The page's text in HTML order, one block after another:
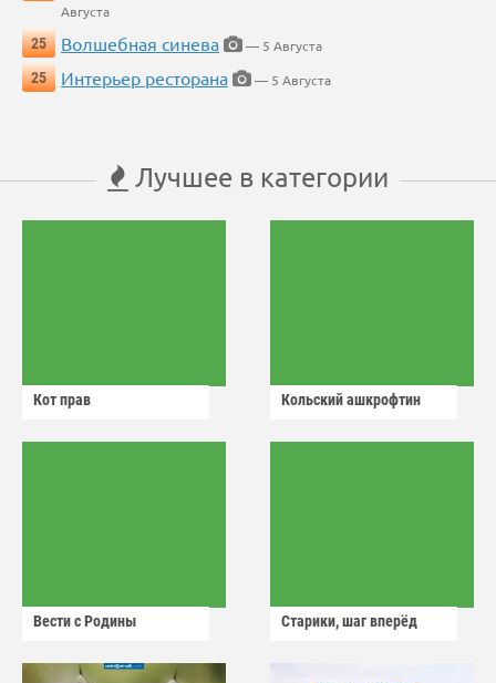
Августа
25
Волшебная синева
— 5 Августа
25
Интерьер ресторана — 5 Августа
Лучшее в категории
Кот прав Кольский ашкрофтин
Вести с Родины Старики, шаг вперёд